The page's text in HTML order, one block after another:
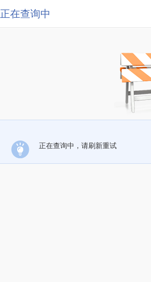
正在查询中
正在查询中，请刷新重试